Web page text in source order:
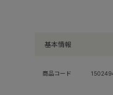
基本情報
商品コード